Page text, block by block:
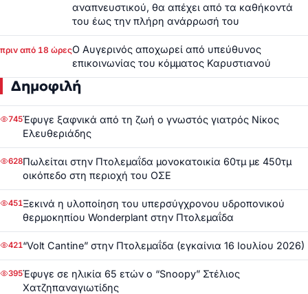
αναπνευστικού, θα απέχει από τα καθήκοντά
του έως την πλήρη ανάρρωσή του
πριν από 18 ώρεςΟ Αυγερινός αποχωρεί από υπεύθυνος
επικοινωνίας του κόμματος Καρυστιανού
Δημοφιλή
745Έφυγε ξαφνικά από τη ζωή ο γνωστός γιατρός Νίκος
Ελευθεριάδης
628Πωλείται στην Πτολεμαΐδα μονοκατοικία 60τμ με 450τμ
οικόπεδο στη περιοχή του ΟΣΕ
451Ξεκινά η υλοποίηση του υπερσύγχρονου υδροπονικού
θερμοκηπίου Wonderplant στην Πτολεμαΐδα
421“Volt Cantine” στην Πτολεμαΐδα (εγκαίνια 16 Ιουλίου 2026)
395Έφυγε σε ηλικία 65 ετών ο “Snoopy” Στέλιος
Χατζηπαναγιωτίδης